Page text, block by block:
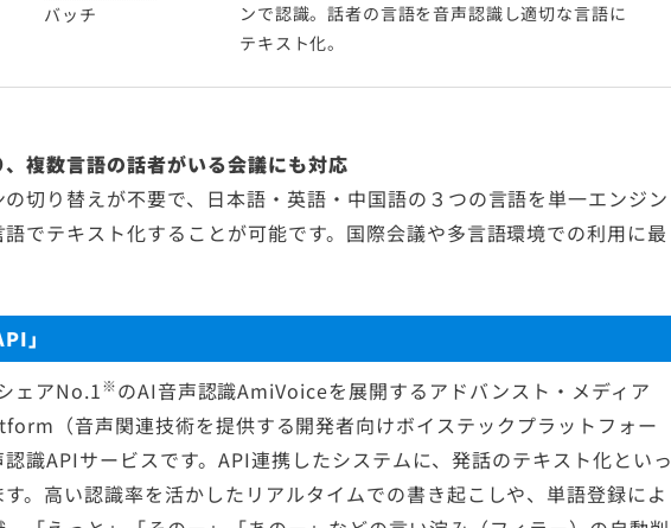
バッチ
ンで認識。話者の言語を音声認識し適切な言語に
テキスト化。
複数言語の話者がいる会議にも対応
切り替えが不要で、日本語・英語・中国語の３つの言語を単一エンジン
でテキスト化することが可能です。国際会議や多言語環境での利用に最
」
ェアNo.1※のAI音声認識AmiVoiceを展開するアドバンスト・メディア
（音声関連技術を提供する開発者向けボイステックプラットフォー
識APIサービスです。API連携したシステムに、発話のテキスト化といっ
。高い認識率を活かしたリアルタイムでの書き起こしや、単語登録によ